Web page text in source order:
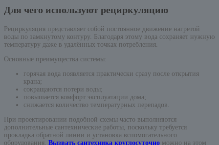
Для чего используют рециркуляцию
Рециркуляция представляет собой постоянное движение нагретой
воды по замкнутому контуру. Благодаря этому вода сохраняет нужную
температуру даже в удалённых точках потребления.
Основные преимущества системы:
горячая вода появляется практически сразу после открытия
крана;
сокращаются потери воды;
повышается комфорт эксплуатации дома;
снижается количество температурных перепадов.
При проектировании подобной схемы часто выполняются
дополнительные сантехнические работы, поскольку требуется
прокладка обратной линии и установка вспомогательного
оборудования. Вызвать сантехника круглосуточно можно на этом